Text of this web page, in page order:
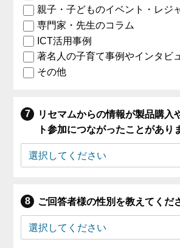
親子・子どものイベント・レジ
専門家・先生のコラム
ICT活用事例
著名人の子育て事例やインタビ
その他
リセマムからの情報が製品購入
ト参加につながったことがあり
ご回答者様の性別を教えてくだ